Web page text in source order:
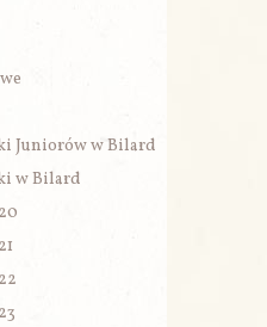
Juniorów w Bilard
w Bilard